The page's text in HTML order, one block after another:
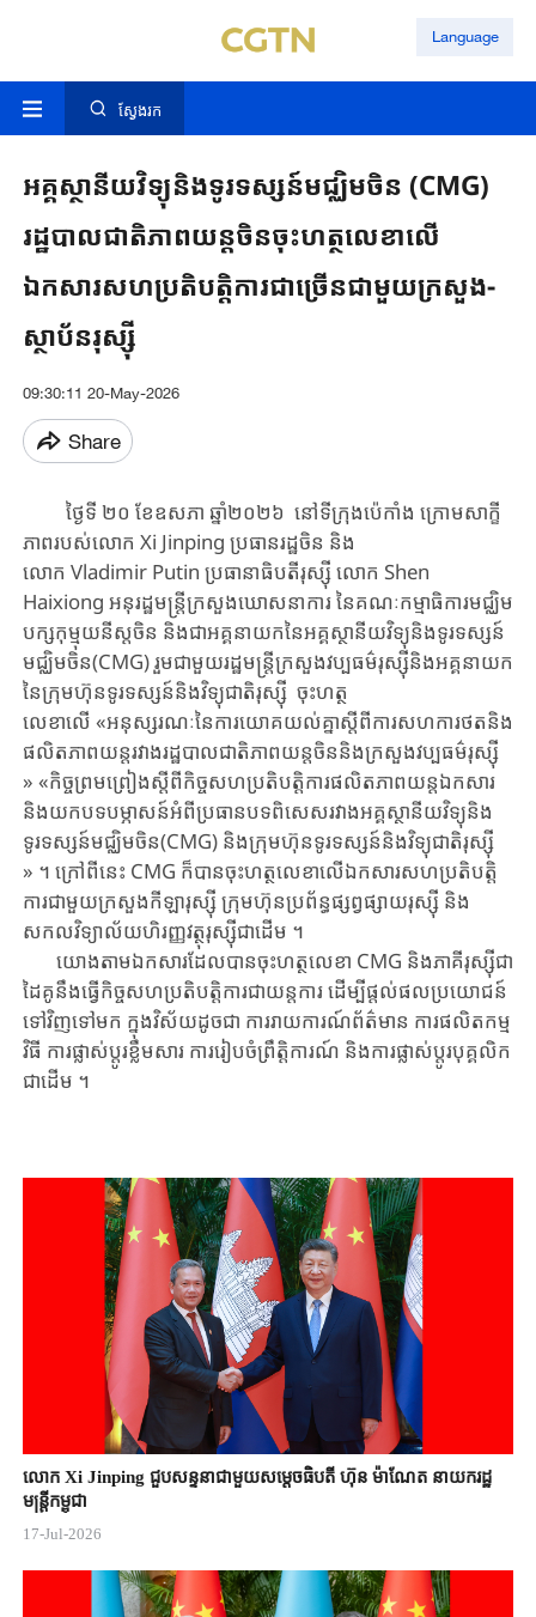
Language
ស្វែងរក
អគ្គស្ថានីយវិទ្យុនិងទូរទស្សន៍មជ្ឈិមចិន (CMG)
រដ្ឋបាលជាតិភាពយន្តចិនចុះហត្ថលេខាលើ
ឯកសារសហប្រតិបត្តិការជាច្រើនជាមួយក្រសួង-
ស្ថាប័នរុស្ស៊ី
09:30:11 20-May-2026
Share
ថ្ងៃទី ២០ ខែ​ឧសភា ឆ្នាំ២០២៦ នៅទីក្រុងប៉េកាំង ​​​ក្រោម​សាក្ខី
ភាព​​របស់​​​លោក Xi Jinping ​ប្រធានរដ្ឋចិន​​ ​និង​​
លោក Vladimir Putin ​​ប្រធានាធិបតី​រុស្ស៊ី​ ​​​លោក Shen
Haixiong ​អនុរដ្ឋមន្ត្រីក្រសួងឃោសនាការ នៃគណៈកម្មាធិការមជ្ឈិម
បក្សកុម្មុយនីស្តចិន និងជាអគ្គនាយកនៃអគ្គស្ថានីយវិទ្យុនិងទូរទស្សន៍
មជ្ឈិមចិន(CMG) ​​​រួមជាមួយ​រដ្ឋមន្ត្រីក្រសួង​វប្បធម៌​រុស្ស៊ី​និង​អគ្គនាយក
នៃ​​​ក្រុមហ៊ុន​ទូរទស្សន៍និងវិទ្យុជាតិរុស្ស៊ី ​​ចុះ​ហត្ថ
លេខាលើ «អនុស្សរណៈនៃការយោគយល់គ្នាស្តីពី​ការសហការ​ថតនិង​
ផលិត​​​ភាពយន្ត​រវាង​​រដ្ឋបាល​ជាតិ​ភាពយន្ត​​ចិននិងក្រសួង​វប្បធម៌​រុស្ស៊ី​
» «កិច្ចព្រមព្រៀង​ស្តីពី​​កិច្ចសហ​ប្រតិបត្តិការ​ផលិតភាពយន្ត​ឯកសារ​
និង​យក​បទបម្ភាសន៍​អំពី​ប្រធានបទ​ពិសេស​​រវាងអគ្គស្ថានីយវិទ្យុនិង
ទូរទស្សន៍មជ្ឈិមចិន(CMG) ​​និង​​​ក្រុមហ៊ុន​ទូរទស្សន៍និងវិទ្យុជាតិរុស្ស៊ី ​​
» ។ ក្រៅពីនេះ ​CMG​ ក៏បាន​ចុះហត្ថលេខា​លើ​ឯកសារសហប្រតិបត្តិ
ការជាមួយ​ក្រសួង​កីឡា​រុស្ស៊ី ​ក្រុមហ៊ុនប្រព័ន្ធផ្សព្វផ្សាយ​រុស្ស៊ី ​និង​​
សកលវិទ្យាល័យ​ហិរញ្ញវត្ថុរុស្ស៊ី​ជាដើម ​។ ​
យោងតាម​ឯកសារ​ដែលបាន​ចុះហត្ថលេខា ​​CMG​ និង​​ភាគី​រុស្ស៊ី​ជា
ដៃគូ​នឹង​​ធ្វើ​​កិច្ចសហប្រតិបត្តិការ​​ជា​យន្តការ​ ​ដើម្បី​ផ្តល់​​ផលប្រយោជន៍
ទៅវិញទៅមក ​ក្នុងវិស័យដូចជា​ ការរាយការណ៍ព័ត៌មាន ការផលិតកម្ម
វិធី ការផ្លាស់ប្តូរខ្លឹមសារ ការរៀបចំព្រឹត្តិការណ៍ និងការផ្លាស់ប្តូរ​បុគ្គលិក​
ជាដើម ​។​
លោក Xi Jinping ជួបសន្ទនាជាមួយសម្តេចធិបតី ហ៊ុន ម៉ាណែត នាយករដ្ឋ
មន្ត្រីកម្ពុជា
17-Jul-2026